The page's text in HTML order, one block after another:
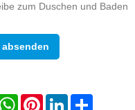
zum Duschen und Baden
WhatsAppPinterestLinkedInShare